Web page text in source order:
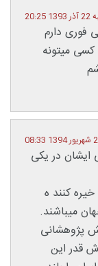
فوری دارم
میتونه
ایشان در یکی
کنند ه
میباشند.
پژوهشانی
قدر این